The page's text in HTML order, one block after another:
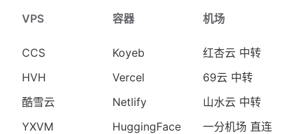
VPS
CCS
HVH
酷雪云
YXVM
容器
Koyeb
Vercel
Netlify
HuggingFace
机场
红杏云 中转
69云 中转
山水云 中转
一分机场 直连